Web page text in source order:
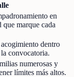
en
marque cada
dentro
convocatoria.
numerosas y
límites más altos.